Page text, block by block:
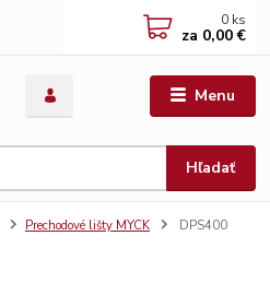
Menu
Hľadať
0 ks
za 0,00 €
Prechodové lišty MYCK DPS400